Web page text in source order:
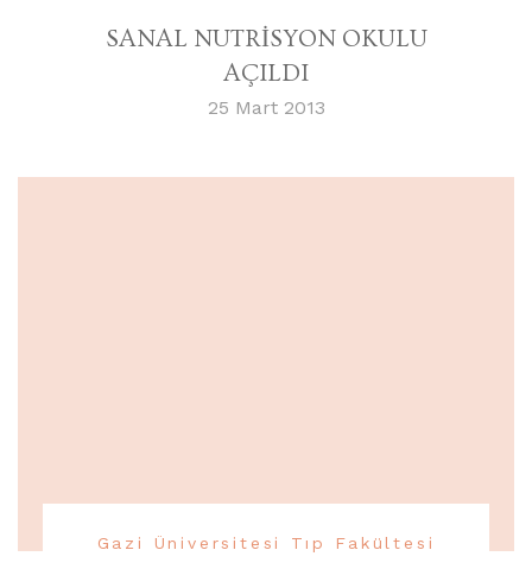
SANAL NUTRİSYON OKULU
AÇILDI
25 Mart 2013
Gazi Üniversitesi Tıp Fakültesi